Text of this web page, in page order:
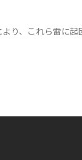
り、これら雷に